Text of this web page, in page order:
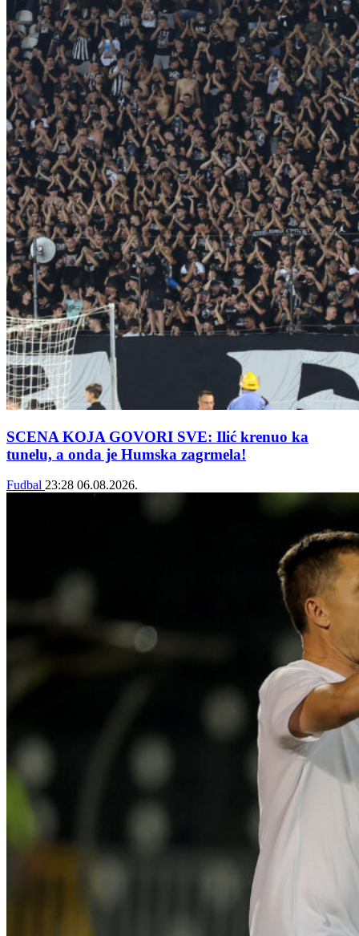
SCENA KOJA GOVORI SVE: Ilić krenuo ka
tunelu, a onda je Humska zagrmela!
Fudbal 23:28 06.08.2026.